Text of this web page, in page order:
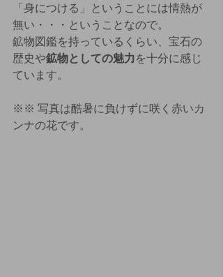
「身につける」ということには情熱が
無い・・・ということなので。
鉱物図鑑を持っているくらい、宝石の
歴史や鉱物としての魅力を十分に感じ
ています。
※※ 写真は酷暑に負けずに咲く赤いカ
ンナの花です。